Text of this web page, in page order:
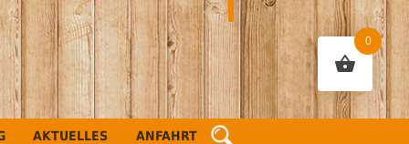
AKTUELLES ANFAHRT
0